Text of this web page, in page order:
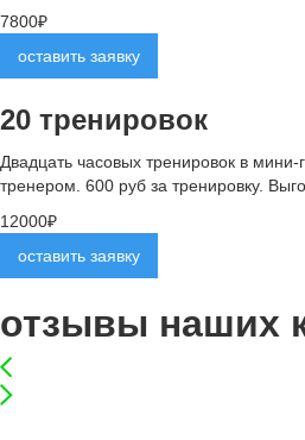
7800₽
оставить заявку
20 тренировок
Двадцать часовых тренировок в
тренером. 600 руб за тренировку.
12000₽
оставить заявку
отзывы наших